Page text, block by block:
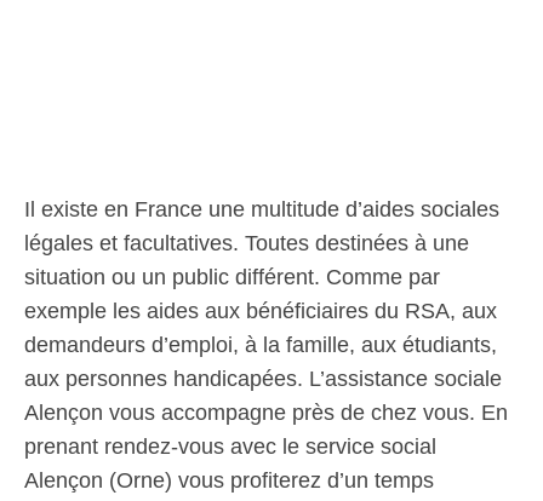
Il existe en France une multitude d’aides sociales
légales et facultatives. Toutes destinées à une
situation ou un public différent. Comme par
exemple les aides aux bénéficiaires du RSA, aux
demandeurs d’emploi, à la famille, aux étudiants,
aux personnes handicapées. L’assistance sociale
Alençon vous accompagne près de chez vous. En
prenant rendez-vous avec le service social
Alençon (Orne) vous profiterez d’un temps